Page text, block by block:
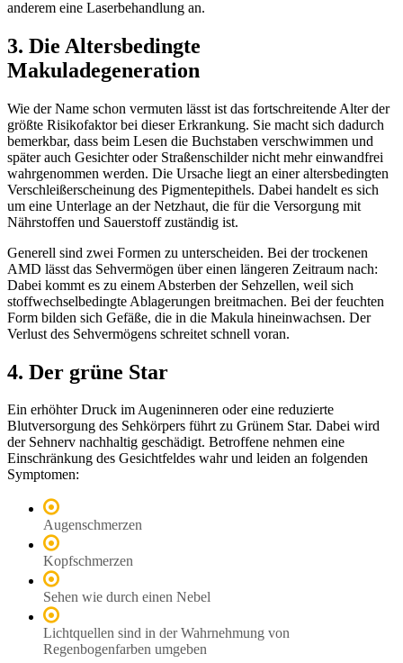
anderem eine Laserbehandlung an.
3. Die Altersbedingte
Makuladegeneration
Wie der Name schon vermuten lässt ist das fortschreitende Alter der
größte Risikofaktor bei dieser Erkrankung. Sie macht sich dadurch
bemerkbar, dass beim Lesen die Buchstaben verschwimmen und
später auch Gesichter oder Straßenschilder nicht mehr einwandfrei
wahrgenommen werden. Die Ursache liegt an einer altersbedingten
Verschleißerscheinung des Pigmentepithels. Dabei handelt es sich
um eine Unterlage an der Netzhaut, die für die Versorgung mit
Nährstoffen und Sauerstoff zuständig ist.
Generell sind zwei Formen zu unterscheiden. Bei der trockenen
AMD lässt das Sehvermögen über einen längeren Zeitraum nach:
Dabei kommt es zu einem Absterben der Sehzellen, weil sich
stoffwechselbedingte Ablagerungen breitmachen. Bei der feuchten
Form bilden sich Gefäße, die in die Makula hineinwachsen. Der
Verlust des Sehvermögens schreitet schnell voran.
4. Der grüne Star
Ein erhöhter Druck im Augeninneren oder eine reduzierte
Blutversorgung des Sehkörpers führt zu Grünem Star. Dabei wird
der Sehnerv nachhaltig geschädigt. Betroffene nehmen eine
Einschränkung des Gesichtfeldes wahr und leiden an folgenden
Symptomen:
Augenschmerzen
Kopfschmerzen
Sehen wie durch einen Nebel
Lichtquellen sind in der Wahrnehmung von
Regenbogenfarben umgeben